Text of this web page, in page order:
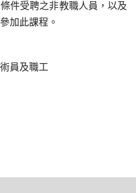
件受聘之非教職人員，以及
加此課程。
員及職工